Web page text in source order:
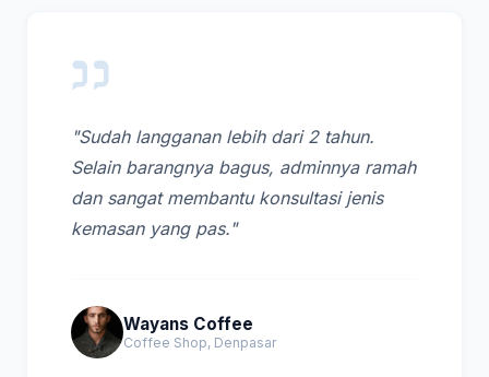
"Sudah langganan lebih dari 2 tahun.
Selain barangnya bagus, adminnya ramah
dan sangat membantu konsultasi jenis
kemasan yang pas."
Wayans Coffee
Coffee Shop, Denpasar